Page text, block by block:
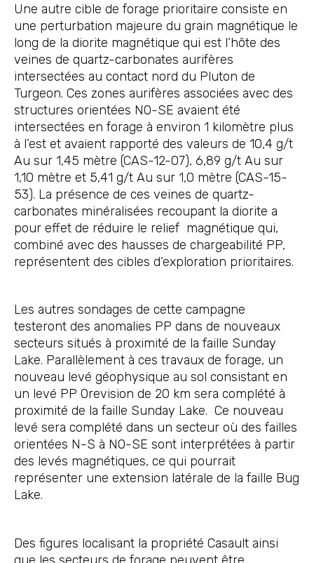
Une autre cible de forage prioritaire consiste en
une perturbation majeure du grain magnétique le
long de la diorite magnétique qui est l’hôte des
veines de quartz-carbonates aurifères
intersectées au contact nord du Pluton de
Turgeon. Ces zones aurifères associées avec des
structures orientées NO-SE avaient été
intersectées en forage à environ 1 kilomètre plus
à l’est et avaient rapporté des valeurs de 10,4 g/t
Au sur 1,45 mètre (CAS-12-07), 6,89 g/t Au sur
1,10 mètre et 5,41 g/t Au sur 1,0 mètre (CAS-15-
53). La présence de ces veines de quartz-
carbonates minéralisées recoupant la diorite a
pour effet de réduire le relief magnétique qui,
combiné avec des hausses de chargeabilité PP,
représentent des cibles d’exploration prioritaires.
Les autres sondages de cette campagne
testeront des anomalies PP dans de nouveaux
secteurs situés à proximité de la faille Sunday
Lake. Parallèlement à ces travaux de forage, un
nouveau levé géophysique au sol consistant en
un levé PP Orevision de 20 km sera complété à
proximité de la faille Sunday Lake. Ce nouveau
levé sera complété dans un secteur où des failles
orientées N-S à NO-SE sont interprétées à partir
des levés magnétiques, ce qui pourrait
représenter une extension latérale de la faille Bug
Lake.
Des figures localisant la propriété Casault ainsi
que les secteurs de forage peuvent être